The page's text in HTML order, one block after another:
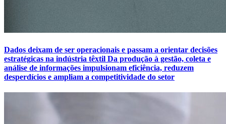
Dados deixam de ser operacionais e passam a orientar decisões
estratégicas na indústria têxtil Da produção à gestão, coleta e
análise de informações impulsionam eficiência, reduzem
desperdícios e ampliam a competitividade do setor